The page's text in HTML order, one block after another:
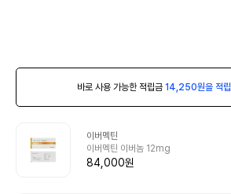
바로 사용 가능한 적립금 14,250원을 적립
이버멕틴
이버멕틴 이버놈 12mg
84,000원